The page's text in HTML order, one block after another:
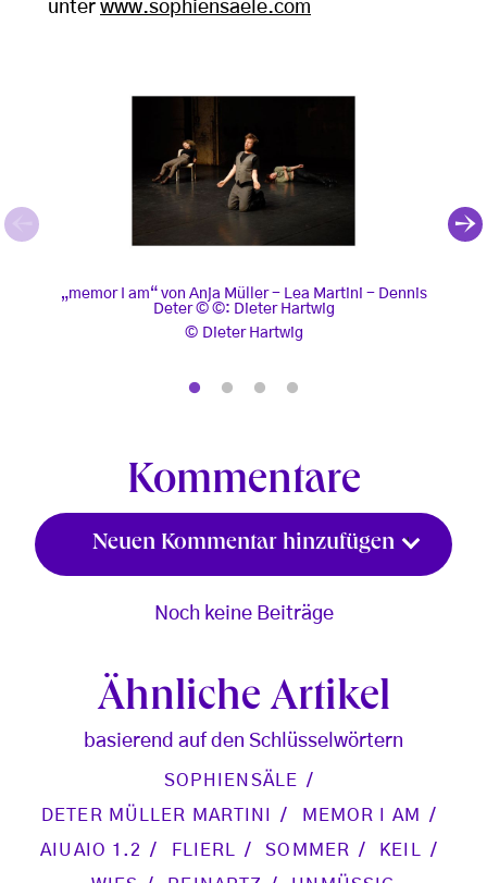
unter www.sophiensaele.com
„memor I am“ von Anja Müller - Lea Martini - Dennis
Deter © ©: Dieter Hartwig
Dieter Hartwig
Kommentare
Neuen Kommentar hinzufügen
Noch keine Beiträge
Ähnliche Artikel
basierend auf den Schlüsselwörtern
SOPHIENSÄLE
DETER MÜLLER MARTINI
MEMOR I AM
AIUAIO 1.2
FLIERL SOMMER
KEIL